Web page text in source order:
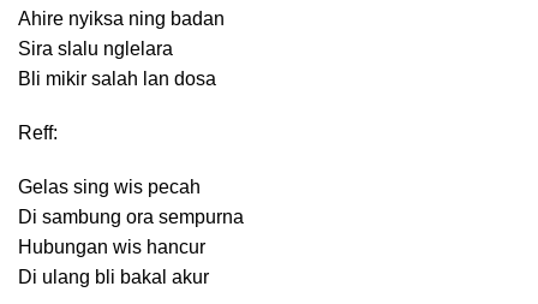
Ahire nyiksa ning badan
Sira slalu nglelara
Bli mikir salah lan dosa
Reff:
Gelas sing wis pecah
Di sambung ora sempurna
Hubungan wis hancur
Di ulang bli bakal akur